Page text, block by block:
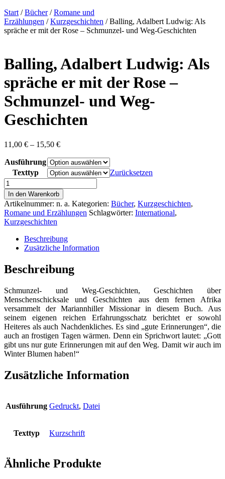
Skip
to
content
Start /Bücher/Romane und
Erzählungen /Kurzgeschichten / Balling, Adalbert Ludwig: Als
spräche er mit der Rose – Schmunzel- und Weg-Geschichten
Balling, Adalbert Ludwig: Als
spräche er mit der Rose –
Schmunzel- und Weg-
Geschichten
11,00 € – 15,50 €Preisspanne:
bis
15,50 €
Ausführung
Texttyp
Zurücksetzen
Balling,
Adalbert
Ludwig:
Als
spräche
er
-
Schmunzel-
Weg-
Geschichten
Menge
In den Warenkorb
Artikelnummer: n. a. Kategorien: Bücher, Kurzgeschichten,
Romane und Erzählungen Schlagwörter: International,
Kurzgeschichten
Beschreibung
Zusätzliche Information
Beschreibung
Schmunzel- und Weg-Geschichten, Geschichten über
Menschenschicksale und Geschichten aus dem fernen Afrika
versammelt der Mariannhiller Missionar in diesem Buch. Aus
seinem eigenen reichen Erfahrungsschatz berichtet er sowohl
Heiteres als auch Nachdenkliches. Es sind „gute Erinnerungen“, die
auch an frostigen Tagen wärmen. Denn ein Sprichwort lautet: „Gott
gibt uns nur gute Erinnerungen mit auf den Weg. Damit wir auch im
Winter Blumen haben!“
Zusätzliche Information
Ausführung Gedruckt, Datei
Texttyp Kurzschrift
Ähnliche Produkte